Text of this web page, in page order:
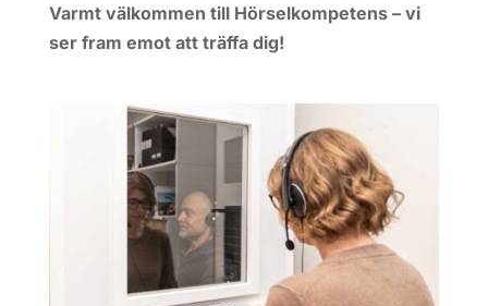
Varmt välkommen till Hörselkompetens – vi
ser fram emot att träffa dig!